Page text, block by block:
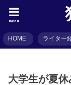
menu
HOME ライター
大学生が夏休